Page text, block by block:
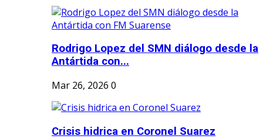
Rodrigo Lopez del SMN diálogo desde la
Antártida con...
Mar 26, 2026 0
Crisis hidrica en Coronel Suarez